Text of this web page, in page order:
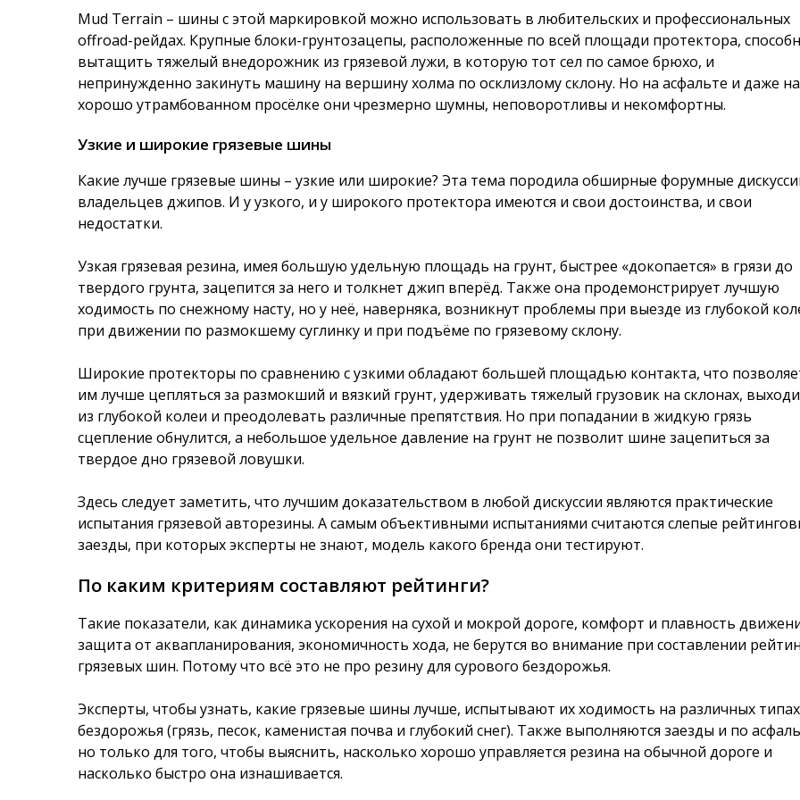
Mud Terrain – шины с этой маркировкой можно использовать в любительских и профессиональных
offroad-рейдах. Крупные блоки-грунтозацепы, расположенные по всей площади протектора,
вытащить тяжелый внедорожник из грязевой лужи, в которую тот сел по самое брюхо, и
непринужденно закинуть машину на вершину холма по осклизлому склону. Но на асфальте и даже на
хорошо утрамбованном просёлке они чрезмерно шумны, неповоротливы и некомфортны.
Узкие и широкие грязевые шины
Какие лучше грязевые шины – узкие или широкие? Эта тема породила обширные форумные
владельцев джипов. И у узкого, и у широкого протектора имеются и свои достоинства, и свои
недостатки.
Узкая грязевая резина, имея большую удельную площадь на грунт, быстрее «докопается» в грязи до
твердого грунта, зацепится за него и толкнет джип вперёд. Также она продемонстрирует лучшую
ходимость по снежному насту, но у неё, наверняка, возникнут проблемы при выезде из глубокой
при движении по размокшему суглинку и при подъёме по грязевому склону.
Широкие протекторы по сравнению с узкими обладают большей площадью контакта, что
им лучше цепляться за размокший и вязкий грунт, удерживать тяжелый грузовик на склонах,
из глубокой колеи и преодолевать различные препятствия. Но при попадании в жидкую грязь
сцепление обнулится, а небольшое удельное давление на грунт не позволит шине зацепиться за
твердое дно грязевой ловушки.
Здесь следует заметить, что лучшим доказательством в любой дискуссии являются практические
испытания грязевой авторезины. А самым объективными испытаниями считаются слепые
заезды, при которых эксперты не знают, модель какого бренда они тестируют.
По каким критериям составляют рейтинги?
Такие показатели, как динамика ускорения на сухой и мокрой дороге, комфорт и плавность
защита от аквапланирования, экономичность хода, не берутся во внимание при составлении
грязевых шин. Потому что всё это не про резину для сурового бездорожья.
Эксперты, чтобы узнать, какие грязевые шины лучше, испытывают их ходимость на различных типах
бездорожья (грязь, песок, каменистая почва и глубокий снег). Также выполняются заезды и по
но только для того, чтобы выяснить, насколько хорошо управляется резина на обычной дороге и
насколько быстро она изнашивается.